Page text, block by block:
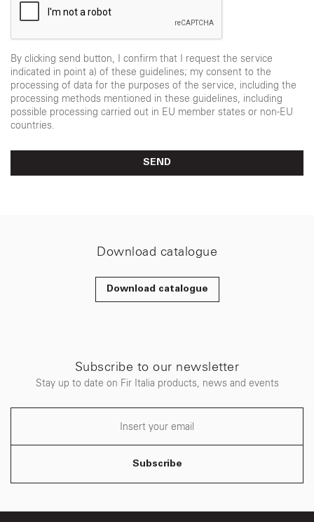
By clicking send button, I confirm that I request the service
indicated in point a) of these guidelines; my consent to the
processing of data for the purposes of the service, including the
processing methods mentioned in these guidelines, including
possible processing carried out in EU member states or non-EU
countries.
SEND
Download catalogue
Download catalogue
Subscribe to our newsletter
Stay up to date on Fir Italia products, news and events
Subscribe